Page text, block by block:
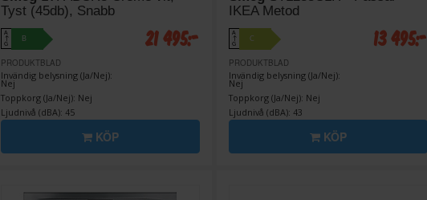
Tyst (45db), Snabb
A
↑
G
B
PRODUKTBLAD
Invändig belysning (Ja/Nej):
Nej
Toppkorg (Ja/Nej): Nej
Ljudnivå (dBA): 45
21 495:-
KÖP
IKEA Metod
A
↑
G
C
PRODUKTBLAD
Invändig belysning (Ja/Nej):
Nej
Toppkorg (Ja/Nej): Nej
Ljudnivå (dBA): 43
13 495:-
KÖP